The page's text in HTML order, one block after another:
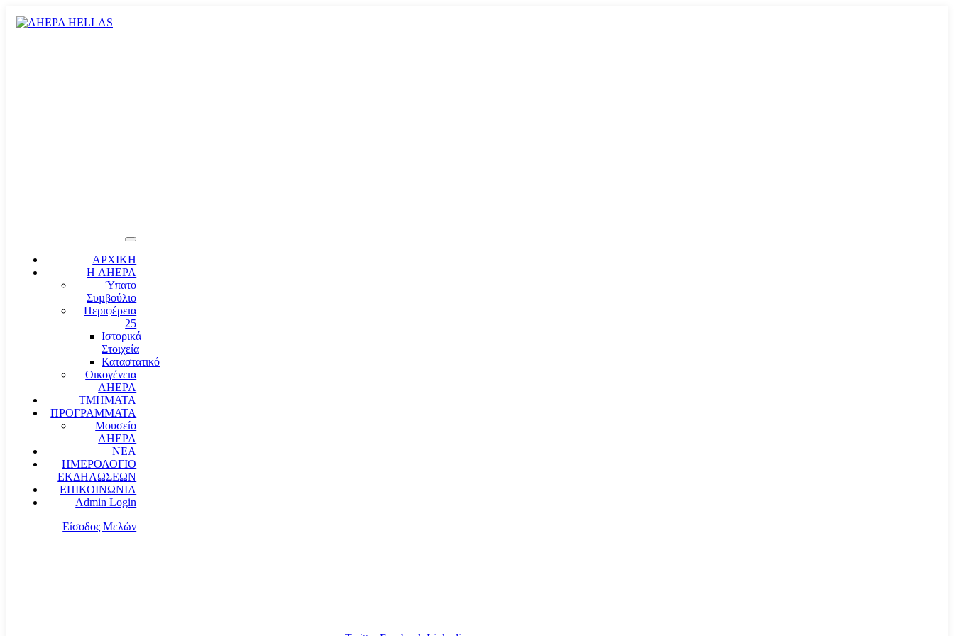
ΑΡΧΙΚΗ
Η AHEPA
Ύπατο
Συµβούλιο
Περιφέρεια
25
Ιστορικά
Στοιχεία
Καταστατικό
Οικογένεια
AHEPA
ΤΜΗΜΑΤΑ
ΠΡΟΓΡΑΜΜΑΤΑ
Μουσείο
AHEPA
ΝΕΑ
ΗΜΕΡΟΛΟΓΙΟ
ΕΚΔΗΛΩΣΕΩΝ
ΕΠΙΚΟΙΝΩΝΙΑ
Admin Login
Είσοδος Μελών